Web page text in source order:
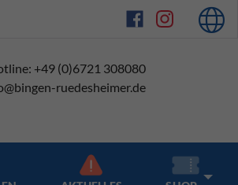
+49 (0)6721 308080
ruedesheimer.de